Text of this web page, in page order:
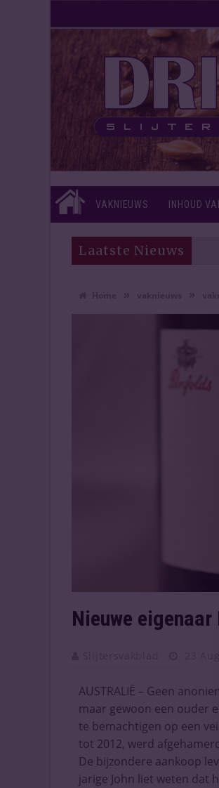
VAKNIEUWS INHOUD
Laatste Nieuws
Nieuwe
23
AUSTRALIË – Geen
maar gewoon een ouder
te bemachtigen op een
tot 2012, werd
De bijzondere aankoop
jarige John liet weten dat